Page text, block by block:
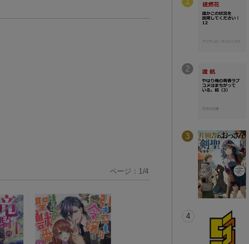
ページ： 1/4
2
3
4